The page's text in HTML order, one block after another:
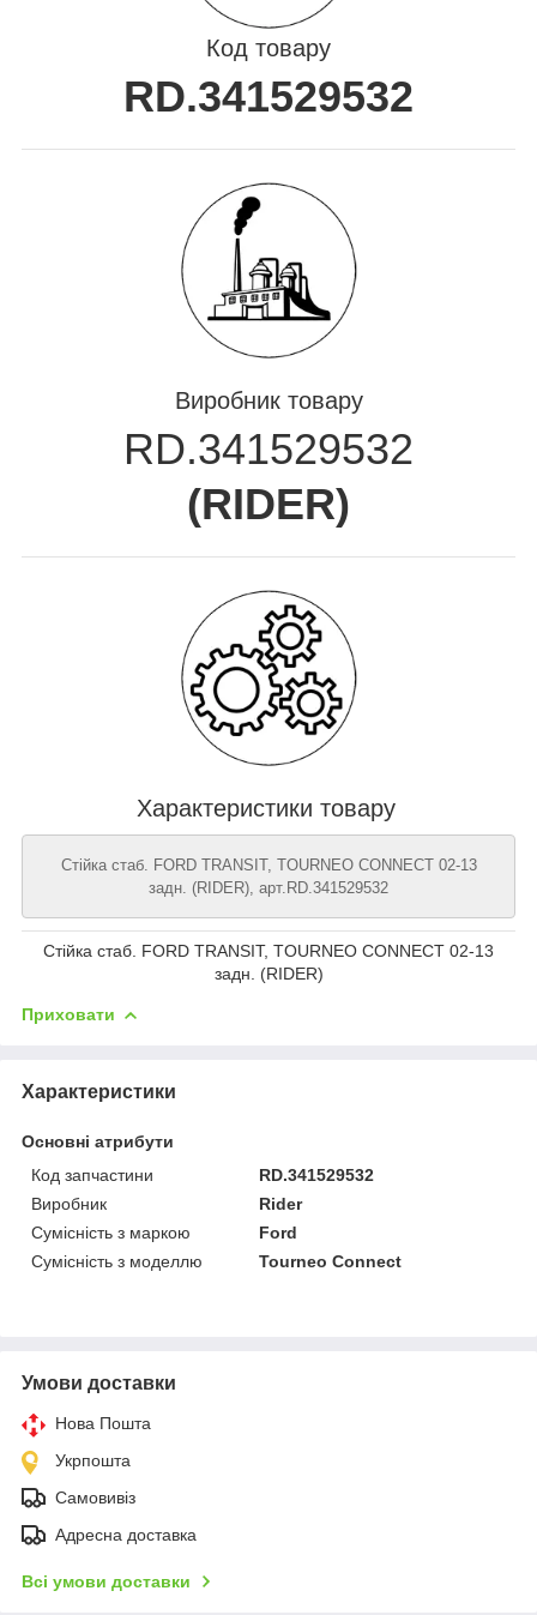
Код товару
RD.341529532
Виробник товару
RD.341529532
(RIDER)
Характеристики товару
Стійка стаб. FORD TRANSIT, TOURNEO CONNECT 02-13
задн. (RIDER), арт.RD.341529532
Стійка стаб. FORD TRANSIT, TOURNEO CONNECT 02-13
задн. (RIDER)
Приховати
Характеристики
Основні атрибути
Код запчастини
RD.341529532
Виробник
Rider
Сумісність з маркою
Ford
Сумісність з моделлю
Tourneo Connect
Умови доставки
Нова Пошта
Укрпошта
Самовивіз
Адресна доставка
Всі умови доставки